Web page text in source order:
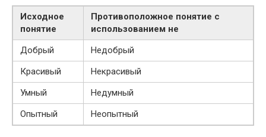
Исходное
понятие
Противоположное понятие с
использованием не
Добрый
Недобрый
Красивый
Некрасивый
Умный
Недумный
Опытный
Неопытный